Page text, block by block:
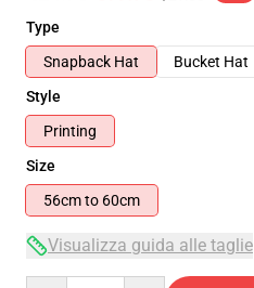
Type
Snapback Hat
Bucket Hat
Style
Printing
Size
56cm to 60cm
Visualizza guida alle taglie